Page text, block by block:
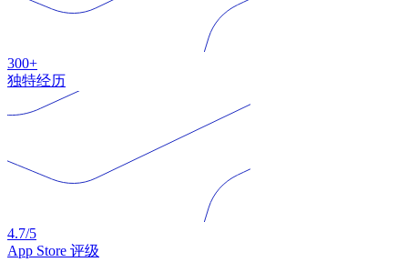
300+
独特经历
4.7/5
App Store 评级